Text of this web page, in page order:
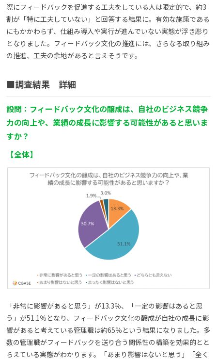
際にフィードバックを促進する工夫をしている人は限定的で、約3
割が「特に工夫していない」と回答する結果に。有効な施策である
にもかかわらず、仕組み導入や実行が進んでいない実態が浮き彫り
となりました。フィードバック文化の推進には、さらなる取り組み
の推進、工夫の余地があると言えそうです。
■調査結果 詳細
設問： フィードバック文化の醸成は、自社のビジネス競争
力の向上や、業績の成長に影響する可能性があると思いま
すか？
【全体】
「非常に影響があると思う」が13.3％、「一定の影響はあると思
う」が51.1％となり、フィードバック文化の醸成が自社の成長に影
響があると考えている管理職は約65％という結果になりました。多
数の管理職がフィードバックを送り合う関係性の構築を効果的とと
らえている実態がわかります。「あまり影響はないと思う」「全く